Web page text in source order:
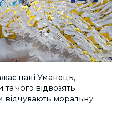
пані Уманець,
чого відвозять
відчувають моральну